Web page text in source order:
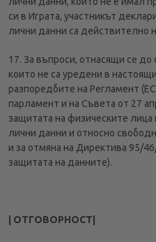
си в Играта, участникът
лични данни са действително
17. За въпроси, отнасящи се
които не са уредени в
разпоредбите на Регламент
парламент и на Съвета от 27
защитата на физическите лица
лични данни и относно
и за отмяна на Директива 95/
защитата на данните).
| ОТГОВОРНОСТ|